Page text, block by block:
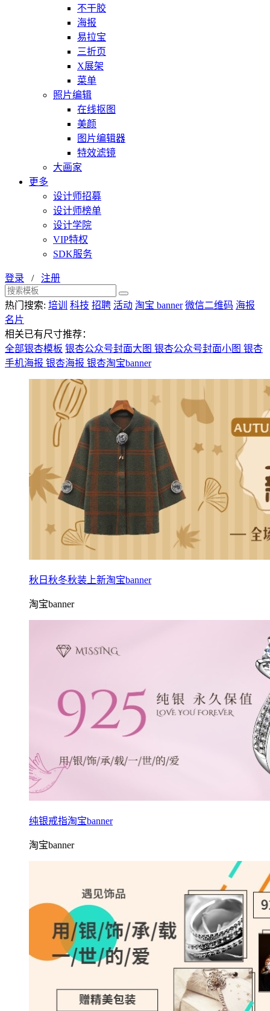
不干胶
海报
易拉宝
三折页
X展架
菜单
照片编辑
在线抠图
美颜
图片编辑器
特效滤镜
大画家
更多
设计师招募
设计师榜单
设计学院
VIP特权
SDK服务
登录 / 注册
热门搜索: 培训 科技 招聘 活动 淘宝 banner 微信二维码 海报
名片
相关已有尺寸推荐：
全部银杏模板 银杏公众号封面大图 银杏公众号封面小图 银杏
手机海报 银杏海报 银杏淘宝banner
秋日秋冬秋装上新淘宝banner
淘宝banner
纯银戒指淘宝banner
淘宝banner